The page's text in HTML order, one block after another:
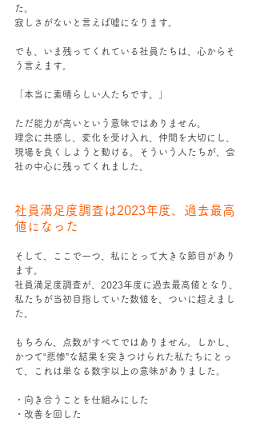
た。
寂しさがないと言えば嘘になります。
でも、いま残ってくれている社員たちは、心からそ
う言えます。
「本当に素晴らしい人たちです。」
ただ能力が高いという意味ではありません。
理念に共感し、変化を受け入れ、仲間を大切にし、
現場を良くしようと動ける。そういう人たちが、会
社の中心に残ってくれました。
社員満足度調査は2023年度、過去最高
値になった
そして、ここで一つ、私にとって大きな節目があり
ます。
社員満足度調査が、2023年度に過去最高値となり、
私たちが当初目指していた数値を、ついに超えまし
た。
もちろん、点数がすべてではありません。しかし、
かつて“悲惨”な結果を突きつけられた私たちにとっ
て、これは単なる数字以上の意味がありました。
・向き合うことを仕組みにした
・改善を回した